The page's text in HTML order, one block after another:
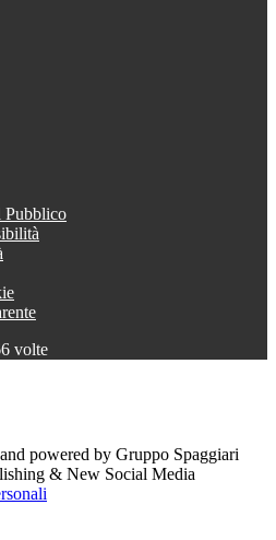
volte
powered by Gruppo Spaggiari
& New Social Media